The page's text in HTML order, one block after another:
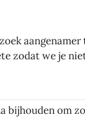
zodat we je
bijhouden om